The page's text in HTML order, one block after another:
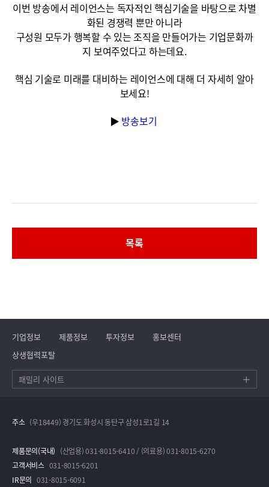
이번 방송에서 레이언스는 독자적인 핵심기술을 바탕으로 차별
화된 경쟁력 뿐만 아니라
구성원 모두가 행복할 수 있는 조직을 만들어가는 기업문화까
지 보여주었다고 하는데요.
핵심 기술로 미래를 대비하는 레이언스에 대해 더 자세히 알아
보세요!
▶ 방송보기
목록
기업정보 제품정보 투자정보
홍보센터
상생협력포탈
패밀리 사이트
주소 (우18449) 경기도 화성시 동탄구 삼성1로1길 14
제품문의(국내) (산업용) 031-8015-6410 / (의료용) 031-8015-6270
고객서비스 031-8015-6201
IR문의 031-8015-6091